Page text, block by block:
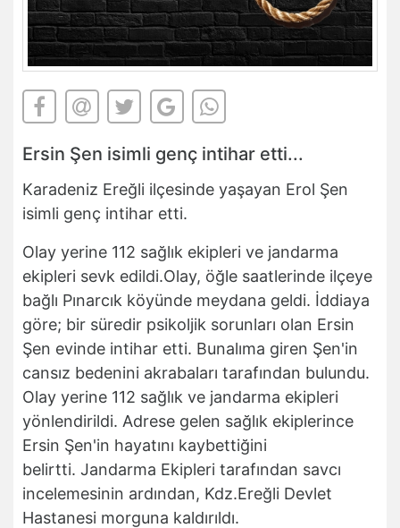
Ersin Şen isimli genç intihar etti...
Karadeniz Ereğli ilçesinde yaşayan Erol Şen
isimli genç intihar etti.
Olay yerine 112 sağlık ekipleri ve jandarma
ekipleri sevk edildi.Olay, öğle saatlerinde ilçeye
bağlı Pınarcık köyünde meydana geldi. İddiaya
göre; bir süredir psikoljik sorunları olan Ersin
Şen evinde intihar etti. Bunalıma giren Şen'in
cansız bedenini akrabaları tarafından bulundu.
Olay yerine 112 sağlık ve jandarma ekipleri
yönlendirildi. Adrese gelen sağlık ekiplerince
Ersin Şen'in hayatını kaybettiğini
belirtti. Jandarma Ekipleri tarafından savcı
incelemesinin ardından, Kdz.Ereğli Devlet
Hastanesi morguna kaldırıldı.